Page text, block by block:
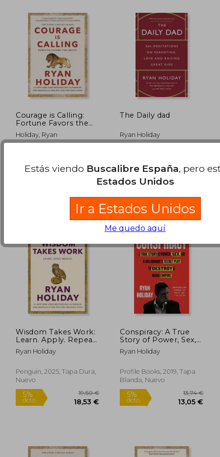
24,95 €
23,70 €
Rápido
5%
dcto.
Courage is Calling:
Fortune Favors the
Brave (en Inglés)
Holiday, Ryan
The Daily dad
Ryan Holiday
Blanda, Nuevo
Wisdom Takes Work:
Learn. Apply. Repeat.
(en Inglés)
Ryan Holiday
Penguin, 2025, Tapa Dura,
Nuevo
Conspiracy: A True
Story of Power, Sex,
and a Billionaire's
Secret Plot to
Empire (en Inglés)
Ryan Holiday
Profile Books, 2019, Tapa
Blanda, Nuevo
Estás viendo Buscalibre España, pero
Estados Unidos
Ir a Estados Unidos
Me quedo aquí